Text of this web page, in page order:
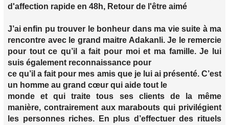
d'affection rapide en 48h, Retour de l'être aimé
J’ai enfin pu trouver le bonheur dans ma vie suite à ma
rencontre avec le grand maitre Adakanli. Je le remercie
pour tout ce qu’il a fait pour moi et ma famille. Je lui
suis également reconnaissance pour
ce qu’il a fait pour mes amis que je lui ai présenté. C’est
un homme au grand cœur qui aide tout le
monde et qui traite tous ses clients de la même
manière, contrairement aux marabouts qui privilégient
les personnes riches. En plus d’effectuer des rituels